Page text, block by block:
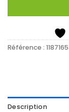
Référence :
Description